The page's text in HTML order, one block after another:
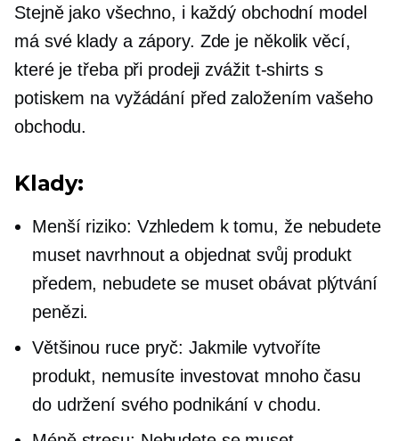
Stejně jako všechno, i každý obchodní model
má své klady a zápory. Zde je několik věcí,
které je třeba při prodeji zvážit t-shirtss
potiskem na vyžádání před založením vašeho
obchodu.
Klady:
Menší riziko: Vzhledem k tomu, že nebudete
muset navrhnout a objednat svůj produkt
předem, nebudete se muset obávat plýtvání
penězi.
Většinou ruce pryč: Jakmile vytvoříte
produkt, nemusíte investovat mnoho času
do udržení svého podnikání v chodu.